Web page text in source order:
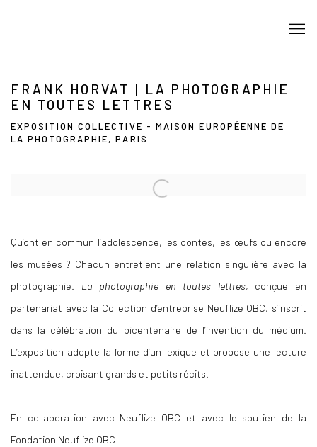
FRANK HORVAT | LA PHOTOGRAPHIE
EN TOUTES LETTRES
EXPOSITION COLLECTIVE - MAISON EUROPÉENNE DE
LA PHOTOGRAPHIE, PARIS
Open a larger version of the following image in a popup:
Qu’ont en commun l’adolescence, les contes, les œufs ou encore
les musées ? Chacun entretient une relation singulière avec la
photographie. La photographie en toutes lettres, conçue en
partenariat avec la Collection d’entreprise Neuflize OBC, s’inscrit
dans la célébration du bicentenaire de l’invention du médium.
L’exposition adopte la forme d’un lexique et propose une lecture
inattendue, croisant grands et petits récits.
En collaboration avec Neuflize OBC et avec le soutien de la
Fondation Neuflize OBC